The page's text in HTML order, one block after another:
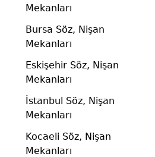
Mekanları
Bursa Söz, Nişan
Mekanları
Eskişehir Söz, Nişan
Mekanları
İstanbul Söz, Nişan
Mekanları
Kocaeli Söz, Nişan
Mekanları